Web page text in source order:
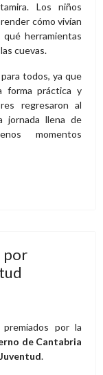
Los niños
cómo vivían
herramientas
cuevas.
todos, ya que
forma práctica y
regresaron al
jornada llena de
momentos
por
por la
de Cantabria
.